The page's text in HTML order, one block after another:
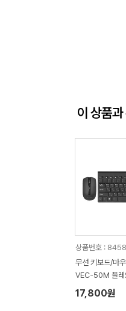
이 상품
상품번호 :
무선 키보드/마
VEC-50M 플레
17,800원